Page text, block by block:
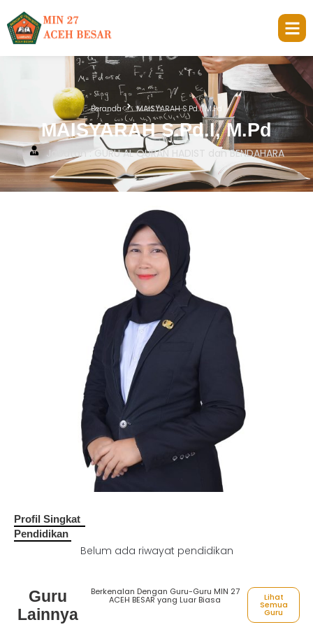
Beranda MAISYARAH S.Pd.I, M.Pd
MAISYARAH S.Pd.I, M.Pd
Jabatan : GURU AL QURAN HADIST dan BENDAHARA
Profil Singkat
Pendidikan
Belum ada riwayat pendidikan
Guru
Lainnya
Berkenalan Dengan Guru-Guru MIN 27
ACEH BESAR yang Luar Biasa Lihat
Semua
Guru